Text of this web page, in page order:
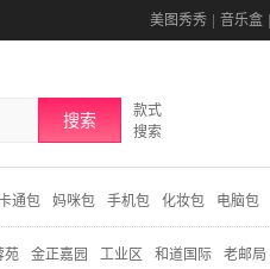
美图秀秀 音乐盒
搜索
款式
搜索
通包 妈咪包 手机包 化妆包 电脑包
苑 金正嘉园 工业区 和道国际 老邮局